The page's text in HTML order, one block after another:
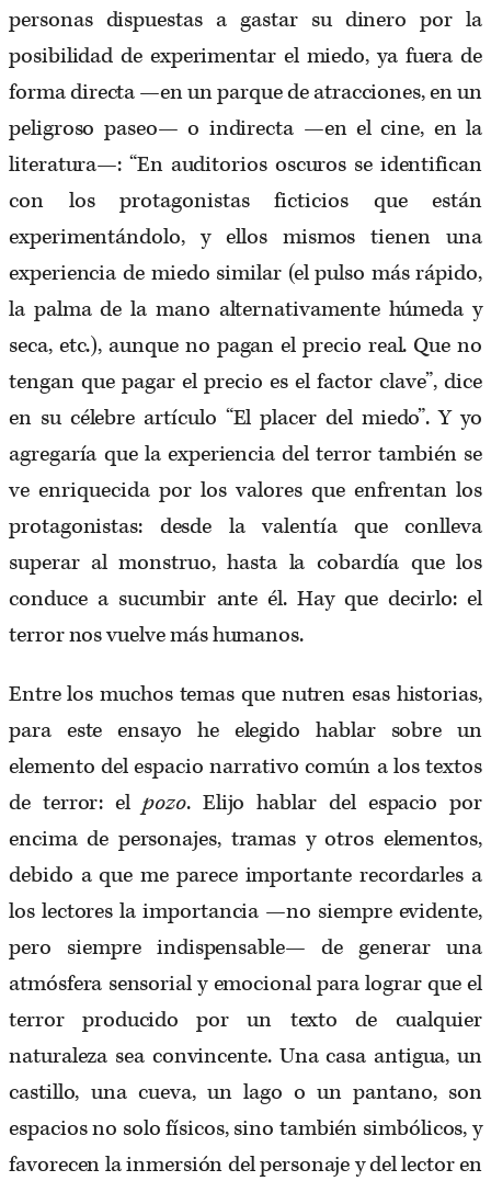
personas dispuestas a gastar su dinero por la
posibilidad de experimentar el miedo, ya fuera de
forma directa —en un parque de atracciones, en un
peligroso paseo— o indirecta —en el cine, en la
literatura—: “En auditorios oscuros se identifican
con los protagonistas ficticios que están
experimentándolo, y ellos mismos tienen una
experiencia de miedo similar (el pulso más rápido,
la palma de la mano alternativamente húmeda y
seca, etc.), aunque no pagan el precio real. Que no
tengan que pagar el precio es el factor clave”, dice
en su célebre artículo “El placer del miedo”. Y yo
agregaría que la experiencia del terror también se
ve enriquecida por los valores que enfrentan los
protagonistas: desde la valentía que conlleva
superar al monstruo, hasta la cobardía que los
conduce a sucumbir ante él. Hay que decirlo: el
terror nos vuelve más humanos.
Entre los muchos temas que nutren esas historias,
para este ensayo he elegido hablar sobre un
elemento del espacio narrativo común a los textos
de terror: elpozo. Elijo hablar del espacio por
encima de personajes, tramas y otros elementos,
debido a que me parece importante recordarles a
los lectores la importancia —no siempre evidente,
pero siempre indispensable— de generar una
atmósfera sensorial y emocional para lograr que el
terror producido por un texto de cualquier
naturaleza sea convincente. Una casa antigua, un
castillo, una cueva, un lago o un pantano, son
espacios no solo físicos, sino también simbólicos, y
favorecen la inmersión del personaje y del lector en